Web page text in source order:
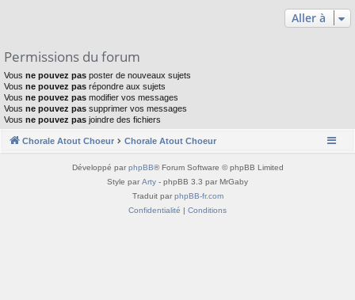
Aller à
Permissions du forum
Vous ne pouvez pas poster de nouveaux sujets
Vous ne pouvez pas répondre aux sujets
Vous ne pouvez pas modifier vos messages
Vous ne pouvez pas supprimer vos messages
Vous ne pouvez pas joindre des fichiers
Chorale Atout Choeur Chorale Atout Choeur
Développé par phpBB® Forum Software © phpBB Limited
Style par Arty - phpBB 3.3 par MrGaby
Traduit par phpBB-fr.com
Confidentialité | Conditions